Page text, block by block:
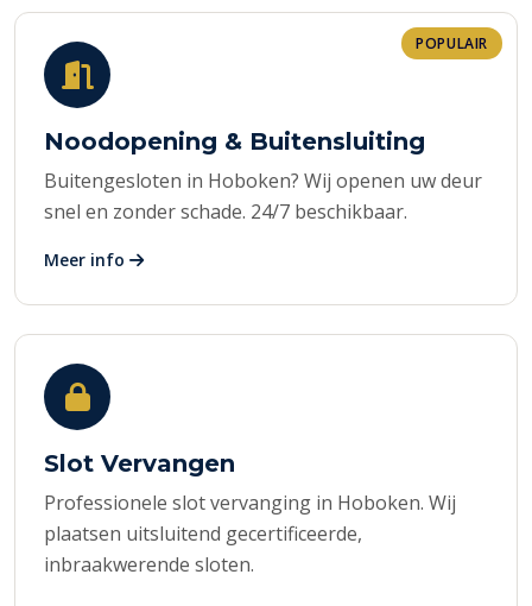
POPULAIR
Noodopening & Buitensluiting
Buitengesloten in Hoboken? Wij openen uw deur
snel en zonder schade. 24/7 beschikbaar.
Meer info
Slot Vervangen
Professionele slot vervanging in Hoboken. Wij
plaatsen uitsluitend gecertificeerde,
inbraakwerende sloten.